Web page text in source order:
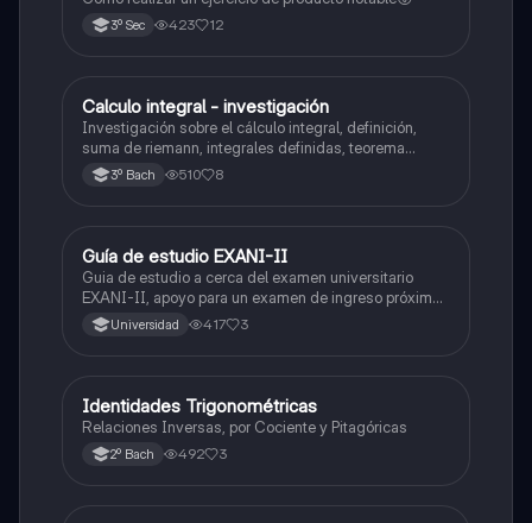
3º Sec 423 12
Matemáticas
Calculo integral - investigación
Investigación sobre el cálculo integral, definición,
suma de riemann, integrales definidas, teorema
fundamental del cálculo, antiderivadas, integrales
indefinidas y ejemplos.
3º Bach 510 8
Historia
Guía de estudio EXANI-II
Guia de estudio a cerca del examen universitario
EXANI-II, apoyo para un examen de ingreso próximo
2026.Universidad 417 3
Matemáticas
Identidades Trigonométricas
Relaciones Inversas, por Cociente y Pitagóricas
2º Bach 492 3